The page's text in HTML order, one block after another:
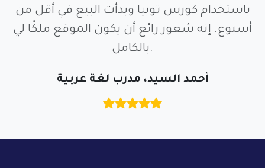
باستخدام كورس توبيا وبدأت البيع في أقل من
أسبوع. إنه شعور رائع أن يكون الموقع ملكًا لي
بالكامل.
أحمد السيد، مدرب لغة عربية